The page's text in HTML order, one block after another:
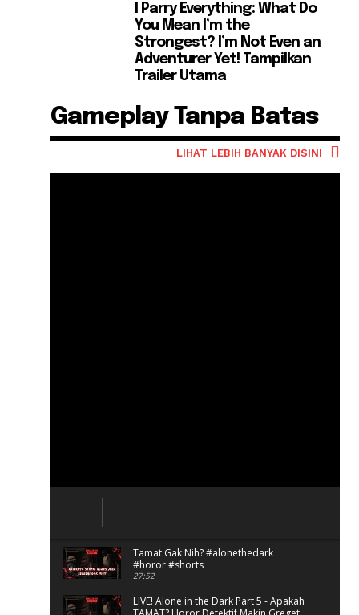
I Parry Everything: What Do
You Mean I’m the
Strongest? I’m Not Even an
Adventurer Yet! Tampilkan
Trailer Utama
Gameplay Tanpa Batas
LIHAT LEBIH BANYAK DISINI
Tamat Gak Nih? #alonethedark
#horor #shorts
27:52
LIVE! Alone in the Dark Part 5 - Apakah